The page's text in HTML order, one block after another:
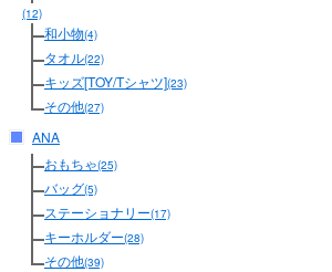
(12)
和小物(4)
タオル(22)
キッズ[TOY/Tシャツ](23)
その他(27)
ANA
おもちゃ(25)
バッグ(5)
ステーショナリー(17)
キーホルダー(28)
その他(39)